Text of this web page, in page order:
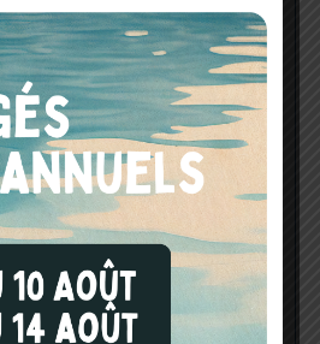
et toute autre information
que les informations soient utilisées
de protection des données